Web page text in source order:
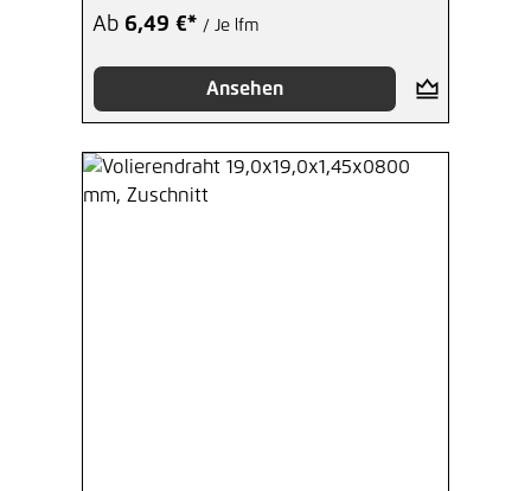
Ab 6,49 €* / Je lfm
Ansehen